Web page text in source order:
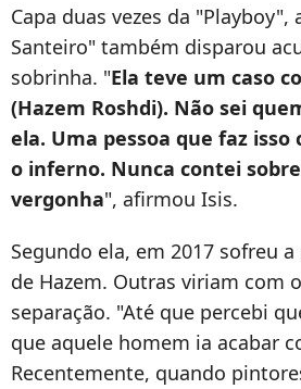
Capa duas vezes da "Playboy",
Santeiro" também disparou
sobrinha. "Ela teve um caso
(Hazem Roshdi). Não sei
ela. Uma pessoa que faz
o inferno. Nunca contei
vergonha", afirmou Isis.
Segundo ela, em 2017 sofreu
de Hazem. Outras viriam com
separação. "Até que percebi
que aquele homem ia acabar
Recentemente, quando